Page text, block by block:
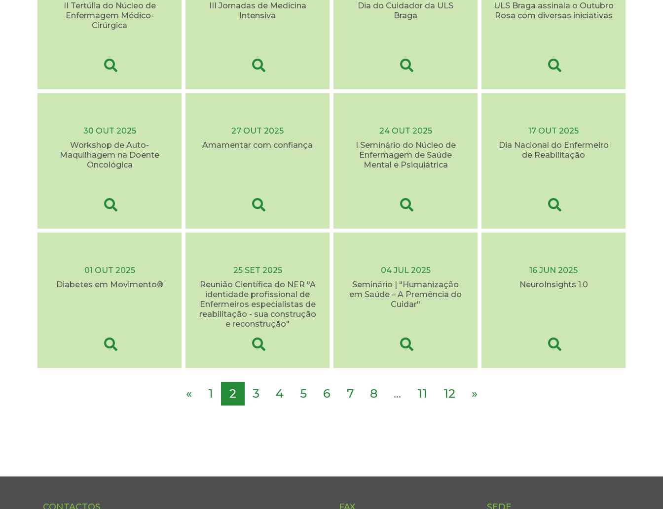
II Tertúlia do Núcleo de
Enfermagem Médico-
Cirúrgica
III Jornadas de Medicina
Intensiva
Dia do Cuidador da ULS
Braga
ULS Braga assinala o Outubro
Rosa com diversas iniciativas
30 OUT 2025
Workshop de Auto-
Maquilhagem na Doente
Oncológica
27 OUT 2025
Amamentar com confiança
24 OUT 2025
I Seminário do Núcleo de
Enfermagem de Saúde
Mental e Psiquiátrica
17 OUT 2025
Dia Nacional do Enfermeiro
de Reabilitação
01 OUT 2025
Diabetes em Movimento®
25 SET 2025
Reunião Científica do NER "A
identidade profissional de
Enfermeiros especialistas de
reabilitação - sua construção
e reconstrução"
04 JUL 2025
Seminário | "Humanização
em Saúde – A Premência do
Cuidar"
16 JUN 2025
NeuroInsights 1.0
« 1 2 3 4 5 6 7 8 ... 11 12 »